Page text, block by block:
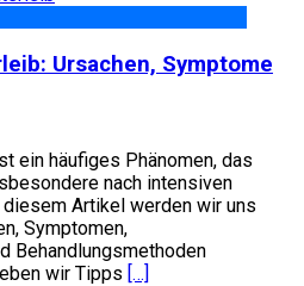
Ursachen, Symptome
ein häufiges Phänomen, das
nach intensiven
Artikel werden wir uns
Symptomen,
Behandlungsmethoden
wir Tipps […]